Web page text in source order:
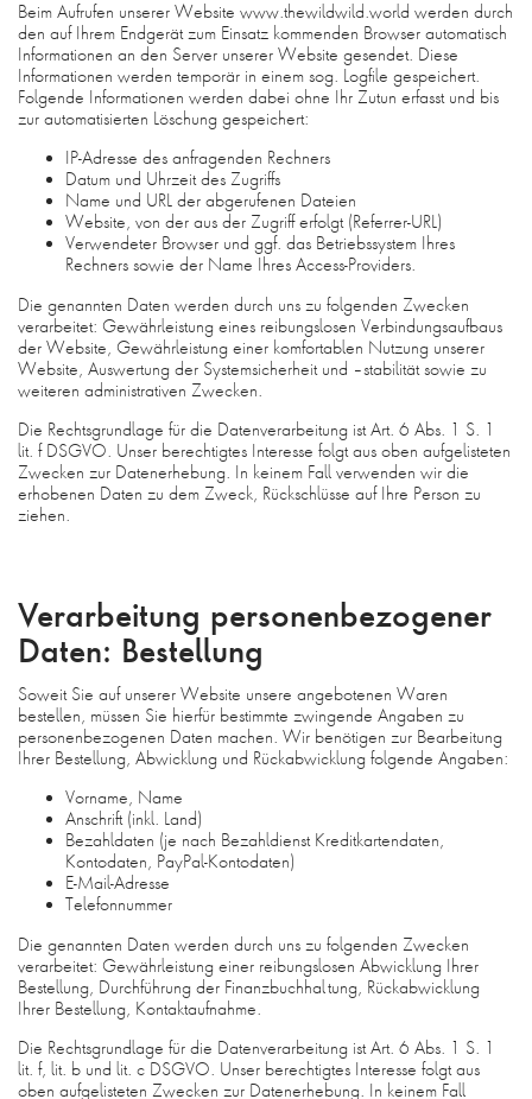
Beim Aufrufen unserer Website www.thewildwild.world werden durch
den auf Ihrem Endgerät zum Einsatz kommenden Browser automatisch
Informationen an den Server unserer Website gesendet. Diese
Informationen werden temporär in einem sog. Logfile gespeichert.
Folgende Informationen werden dabei ohne Ihr Zutun erfasst und bis
zur automatisierten Löschung gespeichert:
IP-Adresse des anfragenden Rechners
Datum und Uhrzeit des Zugriffs
Name und URL der abgerufenen Dateien
Website, von der aus der Zugriff erfolgt (Referrer-URL)
Verwendeter Browser und ggf. das Betriebssystem Ihres
Rechners sowie der Name Ihres Access-Providers.
Die genannten Daten werden durch uns zu folgenden Zwecken
verarbeitet: Gewährleistung eines reibungslosen Verbindungsaufbaus
der Website, Gewährleistung einer komfortablen Nutzung unserer
Website, Auswertung der Systemsicherheit und –stabilität sowie zu
weiteren administrativen Zwecken.
Die Rechtsgrundlage für die Datenverarbeitung ist Art. 6 Abs. 1 S. 1
lit. f DSGVO. Unser berechtigtes Interesse folgt aus oben aufgelisteten
Zwecken zur Datenerhebung. In keinem Fall verwenden wir die
erhobenen Daten zu dem Zweck, Rückschlüsse auf Ihre Person zu
ziehen.
Verarbeitung personenbezogener
Daten: Bestellung
Soweit Sie auf unserer Website unsere angebotenen Waren
bestellen, müssen Sie hierfür bestimmte zwingende Angaben zu
personenbezogenen Daten machen. Wir benötigen zur Bearbeitung
Ihrer Bestellung, Abwicklung und Rückabwicklung folgende Angaben:
Vorname, Name
Anschrift (inkl. Land)
Bezahldaten (je nach Bezahldienst Kreditkartendaten,
Kontodaten, PayPal-Kontodaten)
E-Mail-Adresse
Telefonnummer
Die genannten Daten werden durch uns zu folgenden Zwecken
verarbeitet: Gewährleistung einer reibungslosen Abwicklung Ihrer
Bestellung, Durchführung der Finanzbuchhaltung, Rückabwicklung
Ihrer Bestellung, Kontaktaufnahme.
Die Rechtsgrundlage für die Datenverarbeitung ist Art. 6 Abs. 1 S. 1
lit. f, lit. b und lit. c DSGVO. Unser berechtigtes Interesse folgt aus
oben aufgelisteten Zwecken zur Datenerhebung. In keinem Fall